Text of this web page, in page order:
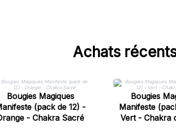
Achats
Bougies Magiques
(pack de 12) -
- Chakra Sacré
Bougies
Manifeste
Vert - Chakra